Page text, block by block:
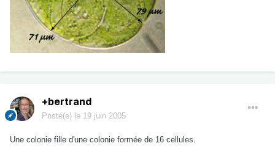
+bertrand
Posté(e) le 19 juin 2005
Une colonie fille d'une colonie formée de 16 cellules.